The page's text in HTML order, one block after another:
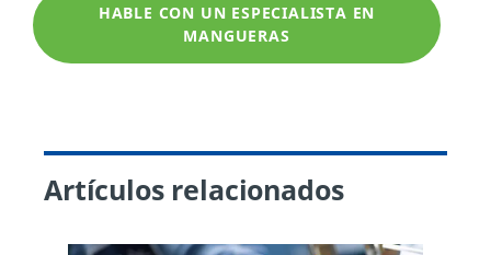
HABLE CON UN ESPECIALISTA EN
MANGUERAS
Artículos relacionados